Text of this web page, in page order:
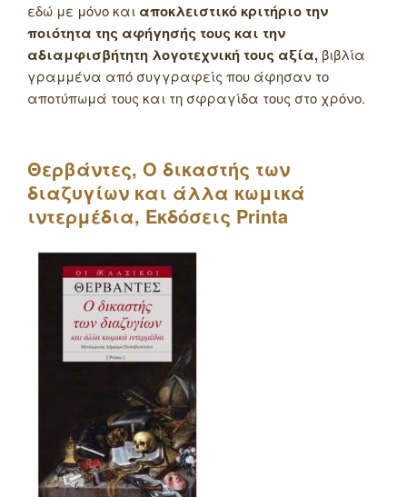
εδώ με μόνο και αποκλειστικό κριτήριο την
ποιότητα της αφήγησής τους και την
αδιαμφισβήτητη λογοτεχνική τους αξία, βιβλία
γραμμένα από συγγραφείς που άφησαν το
αποτύπωμά τους και τη σφραγίδα τους στο χρόνο.
Θερβάντες, Ο δικαστής των
διαζυγίων και άλλα κωμικά
ιντερμέδια, Εκδόσεις Printa